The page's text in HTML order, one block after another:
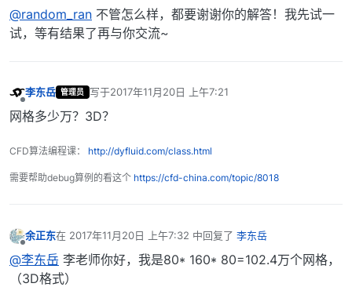
@random_ran 不管怎么样，都要谢谢你的解答！我先试一
试，等有结果了再与你交流~
李东岳 管理员 写于2017年11月20日 上午7:21
最后由 编辑
网格多少万？3D？
CFD算法编程课： http://dyfluid.com/class.html
需要帮助debug算例的看这个 https://cfd-china.com/topic/8018
余正东在 2017年11月20日 上午7:32 中回复了 李东岳
最后由 编辑
@李东岳 李老师你好，我是80* 160* 80=102.4万个网格，
（3D格式）